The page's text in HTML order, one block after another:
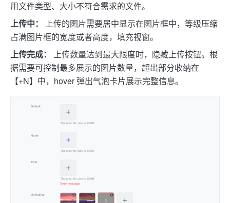
用文件类型、大小不符合需求的文件。
上传中：
上传的图片需要居中显示在图片框中，等级压缩
占满图片框的宽度或者高度，填充视窗。
上传完成：
上传数量达到最大限度时，隐藏上传按钮。根
据需要可控制最多展示的图片数量，超出部分收纳在
【+N】中，hover 弹出气泡卡片展示完整信息。